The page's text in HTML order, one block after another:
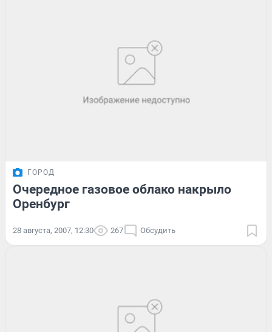
ГОРОД
Очередное газовое облако накрыло
Оренбург
28 августа, 2007, 12:30 267 Обсудить